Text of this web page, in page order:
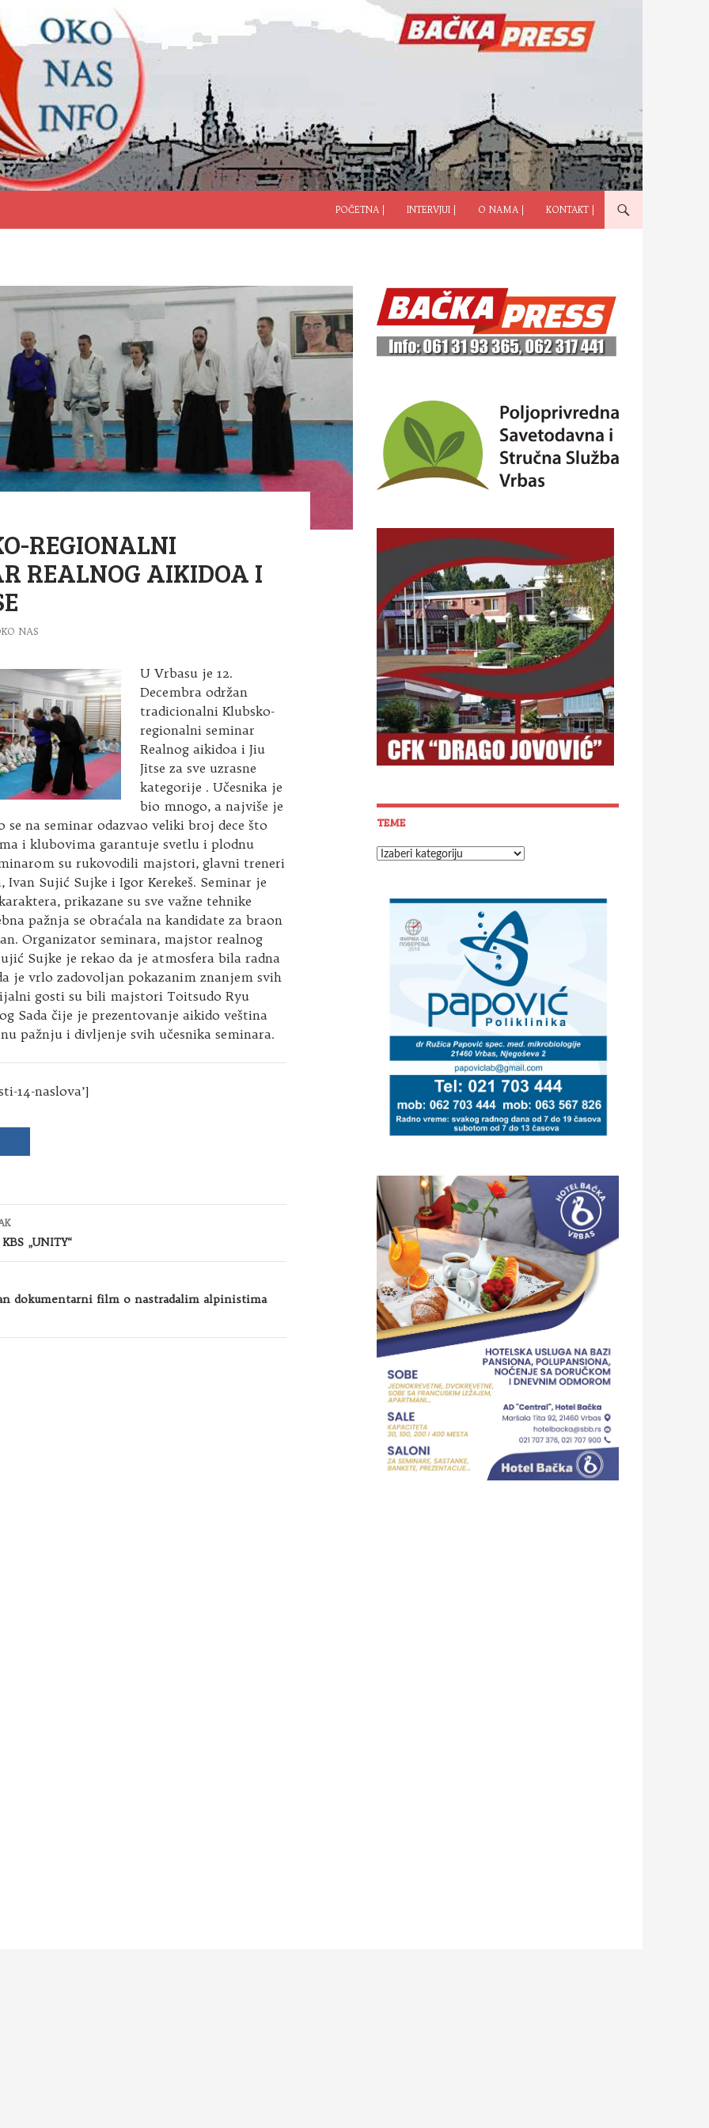
POČETNA |
INTERVJUI | O NAMA | KONTAKT |
REGIONALNI
REALNOG AIKIDOA I
NAS
U Vrbasu je 12.
Decembra održan
tradicionalni Klubsko-
regionalni seminar
Realnog aikidoa i Jiu
Jitse za sve uzrasne
kategorije . Učesnika je
bio mnogo, a najviše je
se na seminar odazvao veliki broj dece što
i klubovima garantuje svetlu i plodnu
su rukovodili majstori, glavni treneri
Ivan Sujić Sujke i Igor Kerekeš. Seminar je
prikazane su sve važne tehnike
pažnja se obraćala na kandidate za braon
Organizator seminara, majstor realnog
Sujke je rekao da je atmosfera bila radna
je vrlo zadovoljan pokazanim znanjem svih
gosti su bili majstori Toitsudo Ryu
Sada čije je prezentovanje aikido veština
pažnju i divljenje svih učesnika seminara.
14-naslova’]
„UNITY“
dokumentarni film o nastradalim alpinistima
TEME
Teme